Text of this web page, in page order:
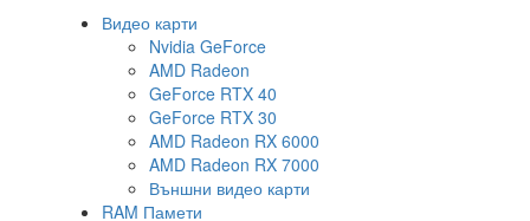
Видео карти
Nvidia GeForce
AMD Radeon
GeForce RTX 40
GeForce RTX 30
AMD Radeon RX 6000
AMD Radeon RX 7000
Външни видео карти
RAM Памети